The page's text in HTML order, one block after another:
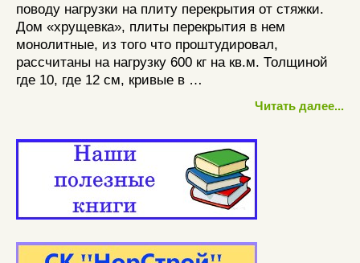
поводу нагрузки на плиту перекрытия от стяжки.
Дом «хрущевка», плиты перекрытия в нем
монолитные, из того что проштудировал,
рассчитаны на нагрузку 600 кг на кв.м. Толщиной
где 10, где 12 см, кривые в …
Читать далее...